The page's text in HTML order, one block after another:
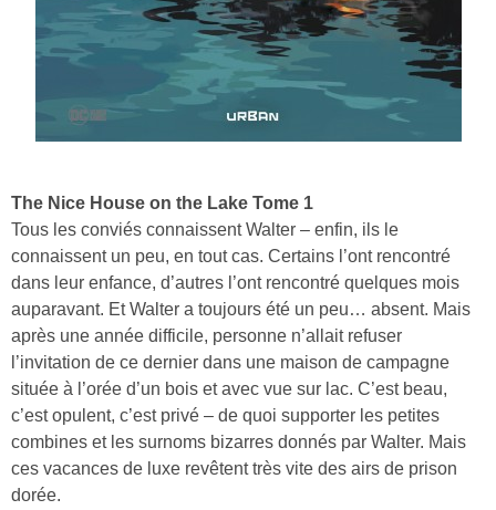
The Nice House on the Lake Tome 1
Tous les conviés connaissent Walter – enfin, ils le
connaissent un peu, en tout cas. Certains l’ont rencontré
dans leur enfance, d’autres l’ont rencontré quelques mois
auparavant. Et Walter a toujours été un peu… absent. Mais
après une année difficile, personne n’allait refuser
l’invitation de ce dernier dans une maison de campagne
située à l’orée d’un bois et avec vue sur lac. C’est beau,
c’est opulent, c’est privé – de quoi supporter les petites
combines et les surnoms bizarres donnés par Walter. Mais
ces vacances de luxe revêtent très vite des airs de prison
dorée.